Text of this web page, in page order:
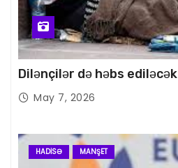
Dilənçilər də həbs ediləcək
May 7, 2026
HADISƏ MANŞET